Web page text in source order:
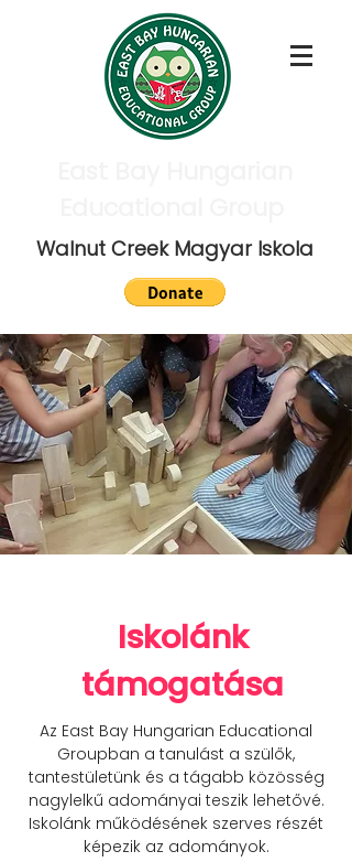
Walnut Creek Magyar Iskola
Iskolánk
támogatása
Az East Bay Hungarian Educational
Groupban a tanulást a szülők,
tantestületünk és a tágabb közösség
nagylelkű adományai teszik lehetővé.
Iskolánk működésének szerves részét
képezik az adományok.